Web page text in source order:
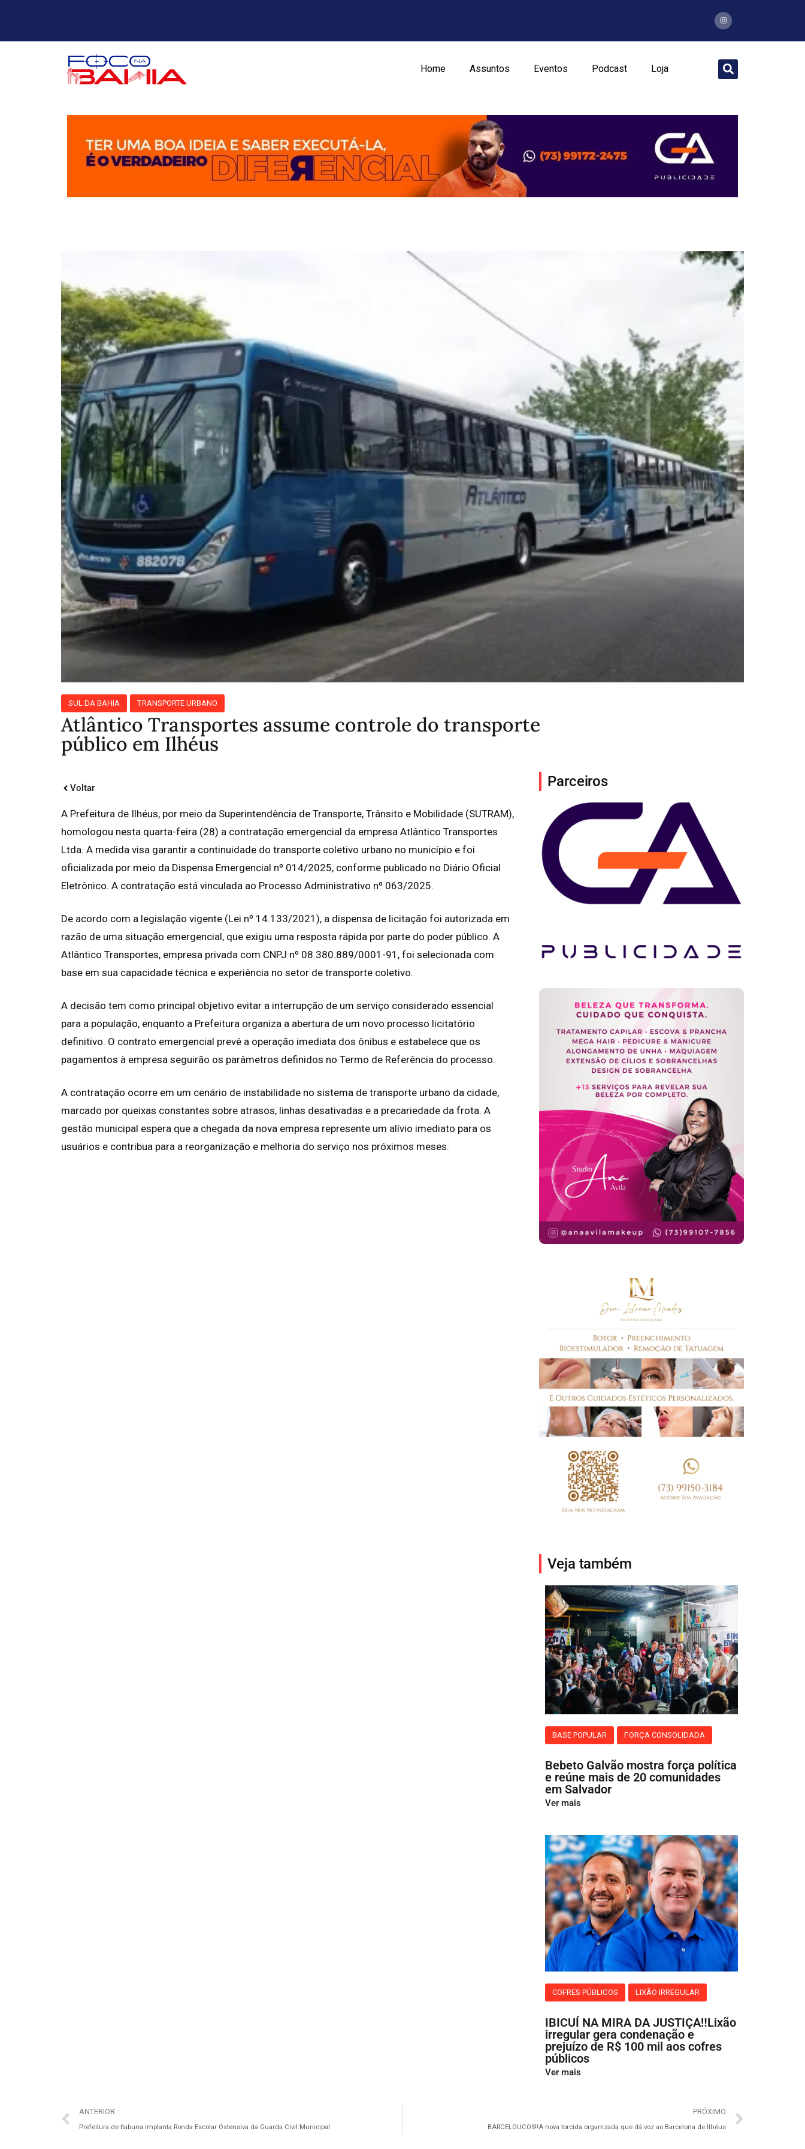
Home Assuntos Eventos Podcast Loja
SUL DA BAHIA TRANSPORTE URBANO
Atlântico Transportes assume controle do transporte
público em Ilhéus
Voltar
A Prefeitura de Ilhéus, por meio da Superintendência de Transporte, Trânsito e Mobilidade (SUTRAM),
homologou nesta quarta-feira (28) a contratação emergencial da empresa Atlântico Transportes
Ltda. A medida visa garantir a continuidade do transporte coletivo urbano no município e foi
oficializada por meio da Dispensa Emergencial nº 014/2025, conforme publicado no Diário Oficial
Eletrônico. A contratação está vinculada ao Processo Administrativo nº 063/2025.
De acordo com a legislação vigente (Lei nº 14.133/2021), a dispensa de licitação foi autorizada em
razão de uma situação emergencial, que exigiu uma resposta rápida por parte do poder público. A
Atlântico Transportes, empresa privada com CNPJ nº 08.380.889/0001-91, foi selecionada com
base em sua capacidade técnica e experiência no setor de transporte coletivo.
A decisão tem como principal objetivo evitar a interrupção de um serviço considerado essencial
para a população, enquanto a Prefeitura organiza a abertura de um novo processo licitatório
definitivo. O contrato emergencial prevê a operação imediata dos ônibus e estabelece que os
pagamentos à empresa seguirão os parâmetros definidos no Termo de Referência do processo.
A contratação ocorre em um cenário de instabilidade no sistema de transporte urbano da cidade,
marcado por queixas constantes sobre atrasos, linhas desativadas e a precariedade da frota. A
gestão municipal espera que a chegada da nova empresa represente um alívio imediato para os
usuários e contribua para a reorganização e melhoria do serviço nos próximos meses.
Parceiros
Veja também
BASE POPULAR FORÇA CONSOLIDADA
Bebeto Galvão mostra força política
e reúne mais de 20 comunidades
em Salvador
Ver mais
COFRES PÚBLICOS LIXÃO IRREGULAR
IBICUÍ NA MIRA DA JUSTIÇA‼️Lixão
irregular gera condenação e
prejuízo de R$ 100 mil aos cofres
públicos
Ver mais
ANTERIOR
Prefeitura de Itabuna implanta Ronda Escolar Ostensiva da Guarda Civil Municipal
PRÓXIMO
BARCELOUCOS‼️A nova torcida organizada que dá voz ao Barcelona de Ilhéus